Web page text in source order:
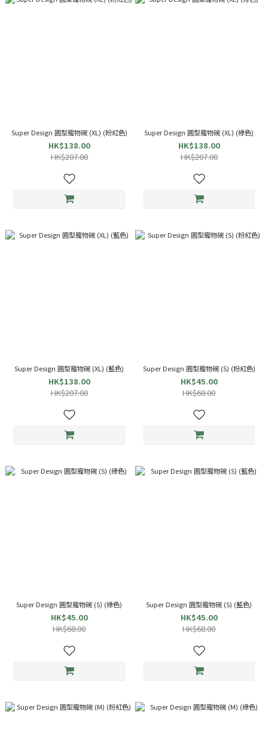
Super Design 圓型寵物碗 (XL) (粉紅色)
HK$138.00
HK$207.00
Super Design 圓型寵物碗 (XL) (綠色)
HK$138.00
HK$207.00
Super Design 圓型寵物碗 (XL) (藍色)
HK$138.00
HK$207.00
Super Design 圓型寵物碗 (S) (粉紅色)
HK$45.00
HK$68.00
Super Design 圓型寵物碗 (S) (綠色)
HK$45.00
HK$68.00
Super Design 圓型寵物碗 (S) (藍色)
HK$45.00
HK$68.00